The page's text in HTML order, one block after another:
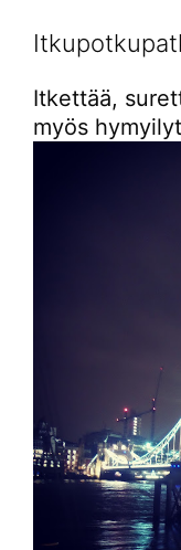
Itkettää,
myös